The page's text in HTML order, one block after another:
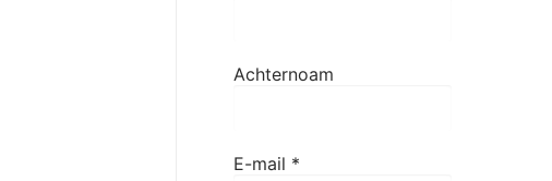
Achternoam
E-mail *